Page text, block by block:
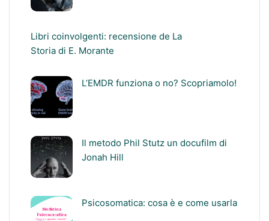
Libri coinvolgenti: recensione de La
Storia di E. Morante
L’EMDR funziona o no? Scopriamolo!
Il metodo Phil Stutz un docufilm di
Jonah Hill
Psicosomatica: cosa è e come usarla